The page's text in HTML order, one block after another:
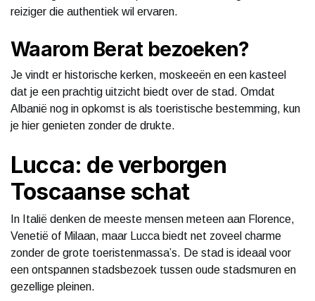
reiziger die authentiek wil ervaren.
Waarom Berat bezoeken?
Je vindt er historische kerken, moskeeën en een kasteel
dat je een prachtig uitzicht biedt over de stad. Omdat
Albanië nog in opkomst is als toeristische bestemming, kun
je hier genieten zonder de drukte.
Lucca: de verborgen
Toscaanse schat
In Italië denken de meeste mensen meteen aan Florence,
Venetië of Milaan, maar Lucca biedt net zoveel charme
zonder de grote toeristenmassa’s. De stad is ideaal voor
een ontspannen stadsbezoek tussen oude stadsmuren en
gezellige pleinen.